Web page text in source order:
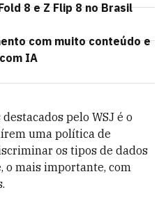
8 e Z Flip 8 no Brasil
com muito conteúdo e
IA
pelo WSJ é o
uma política de
os tipos de dados
o mais importante, com